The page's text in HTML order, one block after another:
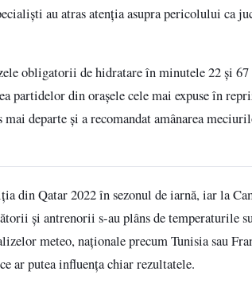
au atras atenția asupra pericolului ca
obligatorii de hidratare în minutele 22 și
partidelor din orașele cele mai expuse în
departe și a recomandat amânarea
din Qatar 2022 în sezonul de iarnă, iar la
și antrenorii s-au plâns de temperaturile
meteo, naționale precum Tunisia sau
ar putea influența chiar rezultatele.